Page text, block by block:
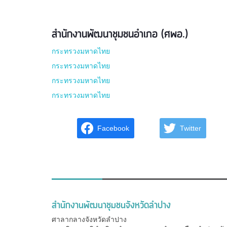
สำนักงานพัฒนาชุมชนอำเภอ (ศพอ.)
กระทรวงมหาดไทย
กระทรวงมหาดไทย
กระทรวงมหาดไทย
กระทรวงมหาดไทย
Facebook Twitter
สำนักงานพัฒนาชุมชนจังหวัดลำปาง
ศาลากลางจังหวัดลำปาง